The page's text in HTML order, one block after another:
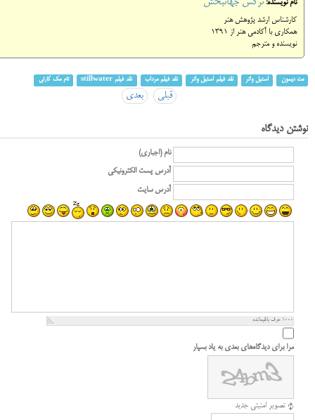
نام نویسنده:
کارشناس ارشد پژوهش هنر
همکاری با آکادمی هنر از 1391
نویسنده و مترجم
مت دیمون استیل واتر نقد فیلم استیل واتر نقد فیلم مرداب نقد فیلم stillwater تام مک کارتی
قبلی بعدی
نوشتن دیدگاه
نام (اجباری)
آدرس پست الکترونیکی
آدرس سایت
1000 حرف باقیمانده
مرا برای دیدگاه‌های بعدی به یاد بسپار
تصویر امنیتی جدید